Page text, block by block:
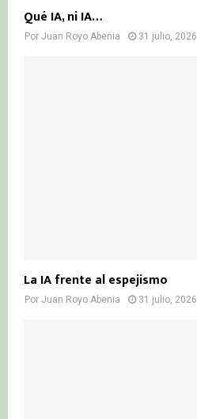
Qué IA, ni IA…
Por Juan Royo Abenia 31 julio, 2026
La IA frente al espejismo
Por Juan Royo Abenia 31 julio, 2026